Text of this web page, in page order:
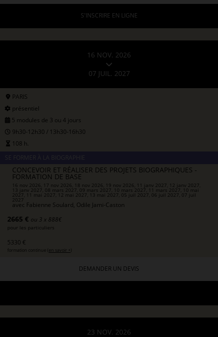
S'INSCRIRE EN LIGNE
16 NOV. 2026
07 JUIL. 2027
PARIS
présentiel
5 modules de 3 ou 4 jours
9h30-12h30 / 13h30-16h30
108 h.
CONCEVOIR ET RÉALISER DES PROJETS BIOGRAPHIQUES -
FORMATION DE BASE
16 nov 2026, 17 nov 2026, 18 nov 2026, 19 nov 2026, 11 janv 2027, 12 janv 2027,
13 janv 2027, 08 mars 2027, 09 mars 2027, 10 mars 2027, 11 mars 2027, 10 mai
2027, 11 mai 2027, 12 mai 2027, 13 mai 2027, 05 juil 2027, 06 juil 2027, 07 juil
2027
avec Fabienne Soulard, Odile Jami-Caston
2665 € ou 3 x 888€
pour les particuliers
5330 €
formation continue ( en savoir + )
DEMANDER UN DEVIS
23 NOV. 2026